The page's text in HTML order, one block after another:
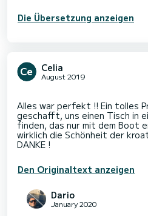
Die Übersetzung anzeigen
Celia
August 2019
Alles war perfekt !! Ein tolles
geschafft, uns einen Tisch in
finden, das nur mit dem Boot
wirklich die Schönheit der
Den Originaltext anzeigen
Dario
January 2020